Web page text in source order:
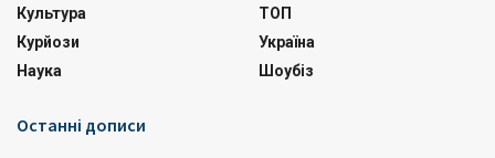
Культура
Курйози
Наука
ТОП
Україна
Шоубіз
Останні дописи